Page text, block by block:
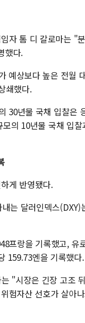
자 톰 디 갈로마는 "
했다.
예상보다 높은 전월
쇄했다.
30년물 국채 입찰은
의 10년물 국채 입
게 반영됐다.
는 달러인덱스
프랑을 기록했고,
159.73엔을 기록했다.
"시장은 긴장 고조
험자산 선호가 살아